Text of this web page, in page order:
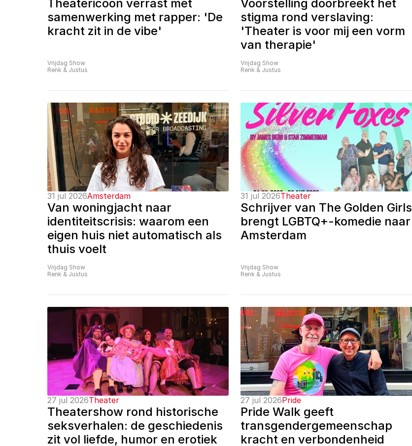
Theatericoon verrast met
samenwerking met rapper: 'De
kracht zit in de vibe'
Vrijdag Show
Renk & Justus
Voorstelling doorbreekt het
stigma rond verslaving:
'Theater is voor mij een vorm
van therapie'
Vrijdag Show
Renk & Justus
31 jul 2026Amsterdam
Van woningjacht naar
identiteitscrisis: waarom een
eigen huis niet automatisch als
thuis voelt
Vrijdag Show
Renk & Justus
31 jul 2026Theater
Schrijver van The Golden Girls
brengt LGBTQ+-komedie naar
Amsterdam
Vrijdag Show
Renk & Justus
27 jul 2026Theater
Theatershow rond historische
seksverhalen: de geschiedenis
zit vol liefde, humor en erotiek
27 jul 2026Pride
Pride Walk geeft
transgendergemeenschap
kracht en verbondenheid